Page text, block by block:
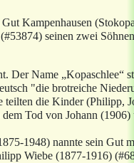
Kampenhausen
seinen zwei
Der Name „Kopaschlee“
"die brotreiche
teilten die Kinder (Philipp,
dem Tod von Johann
1948) nannte sein Gut
Wiebe (1877-1916)